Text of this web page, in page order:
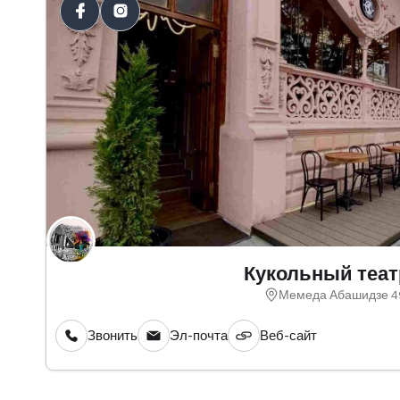
Кукольный
Мемеда Абашидзе
Звонить Эл-почта Веб-сайт